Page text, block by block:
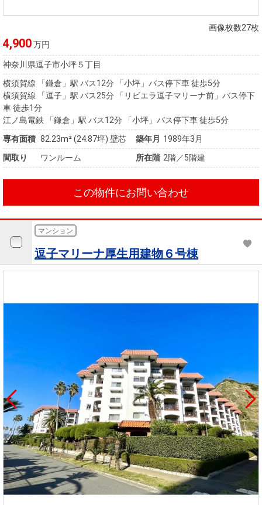
税金の本
（電子ブ
ック）
画像枚数27枚
4,900万円
神奈川県逗子市小坪５丁目
横須賀線 「鎌倉」駅 バス12分 「小坪」バス停下車 徒歩5分
横須賀線 「逗子」駅 バス25分 「リビエラ逗子マリーナ前」バス停下
車 徒歩1分
江ノ島電鉄 「鎌倉」駅 バス12分 「小坪」バス停下車 徒歩5分
専有面積 82.23m²(24.87坪) 壁芯 築年月
1989年3月
間取り
ワンルーム 所在階 2階／5階建
この物件にお問い合わせ
マンション
逗子マリーナ厚生用建物６号棟